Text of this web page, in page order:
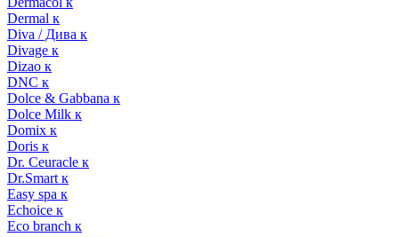
Dermal к
Diva / Дива к
Divage к
Dizao к
DNC к
Dolce & Gabbana к
Dolce Milk к
Domix к
Doris к
Dr. Ceuracle к
Dr.Smart к
Easy spa к
Echoice к
Eco branch к